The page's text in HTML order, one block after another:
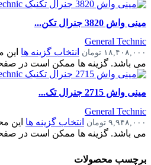
مینی واش 3820 جنرال تکن...
General Technic
۱۸,۴۰۸,۰۰۰ تومان انتخاب گزینه ها این
می باشد. گزینه ها ممکن است در
مینی واش 2715 جنرال تک...
General Technic
۹,۹۴۸,۰۰۰ تومان انتخاب گزینه ها این
می باشد. گزینه ها ممکن است در
برچسب محصولات